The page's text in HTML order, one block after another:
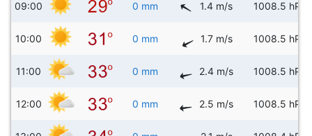
09:00 0 mm 1.4 m/s 1008.5 hPa
10:00 0 mm 1.7 m/s 1008.5 hPa
11:00 0 mm 2.4 m/s 1008.5 hPa
12:00 0 mm 2.5 m/s 1008.5 hPa